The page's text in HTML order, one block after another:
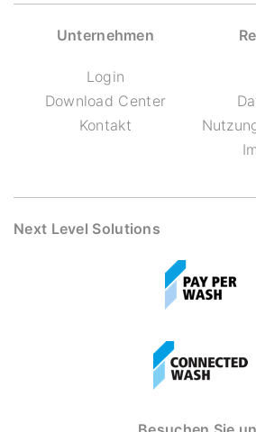
Unternehmen
Login
Download Center
Kontakt
Next Level Solutions